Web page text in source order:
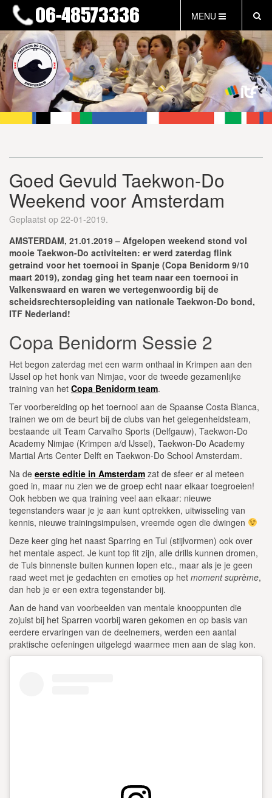
MENU
HOME
NIEUWS
LESTIJDEN & TARIEVEN
INFORMATIE
WAT IS TAEKWON-DO?
FAQ
INLOG LEDEN
EVENEMENTEN
Goed Gevuld Taekwon-Do
Weekend voor Amsterdam
Geplaatst op 22-01-2019.
AMSTERDAM, 21.01.2019 – Afgelopen weekend stond vol
mooie Taekwon-Do activiteiten: er werd zaterdag flink
getraind voor het toernooi in Spanje (Copa Benidorm 9/10
maart 2019), zondag ging het team naar een toernooi in
Valkenswaard en waren we vertegenwoordig bij de
scheidsrechtersopleiding van nationale Taekwon-Do bond,
ITF Nederland!
Copa Benidorm Sessie 2
Het begon zaterdag met een warm onthaal in Krimpen aan den
IJssel op het honk van Nimjae, voor de tweede gezamenlijke
training van het Copa Benidorm team.
Ter voorbereiding op het toernooi aan de Spaanse Costa Blanca,
trainen we om de beurt bij de clubs van het gelegenheidsteam,
bestaande uit Team Carvalho Sports (Delfgauw), Taekwon-Do
Academy Nimjae (Krimpen a/d IJssel), Taekwon-Do Academy
Martial Arts Center Delft en Taekwon-Do School Amsterdam.
Na de eerste editie in Amsterdam zat de sfeer er al meteen
goed in, maar nu zien we de groep echt naar elkaar toegroeien!
Ook hebben we qua training veel aan elkaar: nieuwe
tegenstanders waar je je aan kunt optrekken, uitwisseling van
kennis, nieuwe trainingsimpulsen, vreemde ogen die dwingen
Deze keer ging het naast Sparring en Tul (stijlvormen) ook over
het mentale aspect. Je kunt top fit zijn, alle drills kunnen dromen,
de Tuls binnenste buiten kunnen lopen etc., maar als je je geen
raad weet met je gedachten en emoties op het moment suprème,
dan heb je er een extra tegenstander bij.
Aan de hand van voorbeelden van mentale knooppunten die
zojuist bij het Sparren voorbij waren gekomen en op basis van
eerdere ervaringen van de deelnemers, werden een aantal
praktische oefeningen uitgelegd waarmee men aan de slag kon.